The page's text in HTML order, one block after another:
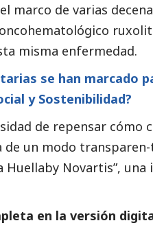
marco de varias
misma enfermedad.
se han marcado
y Sostenibilidad?
de repensar cómo
de un modo
Huellaby Novartis”,
en la versión